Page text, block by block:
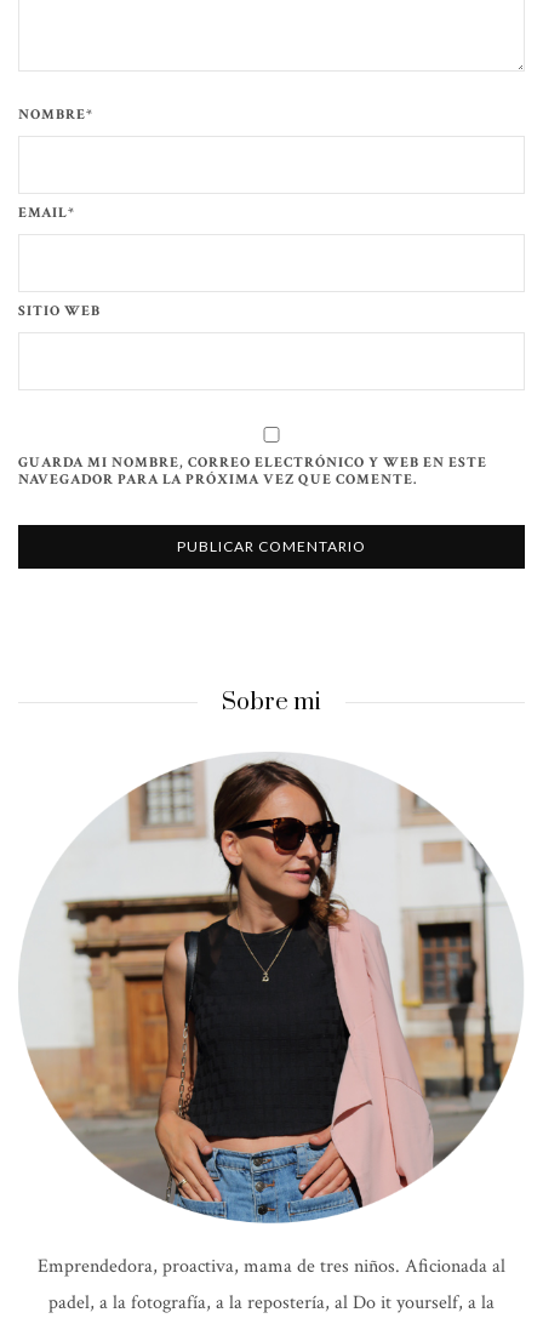
NOMBRE*
EMAIL*
SITIO WEB
GUARDA MI NOMBRE, CORREO ELECTRÓNICO Y WEB EN ESTE
NAVEGADOR PARA LA PRÓXIMA VEZ QUE COMENTE.
Sobre mi
Emprendedora, proactiva, mama de tres niños. Aficionada al
padel, a la fotografía, a la repostería, al Do it yourself, a la